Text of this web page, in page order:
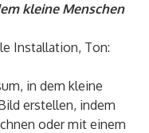
kleine Menschen
Installation, Ton:
in dem kleine
erstellen, indem
oder mit einem